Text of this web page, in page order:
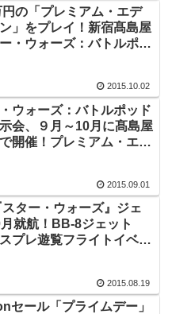
の「プレミアム・エデ
」をプレイ！新宿髙島屋
ー・ウォーズ：バトルポッ
2015.10.02
ウォーズ：バトルポッド
会、９月～10月に髙島屋
開催！プレミアム・エデ
2015.09.01
ター・ウォーズ』ジェ
就航！BB-8ジェット
プレ遊覧フライトイベン
2015.08.19
セール「プライムデー」